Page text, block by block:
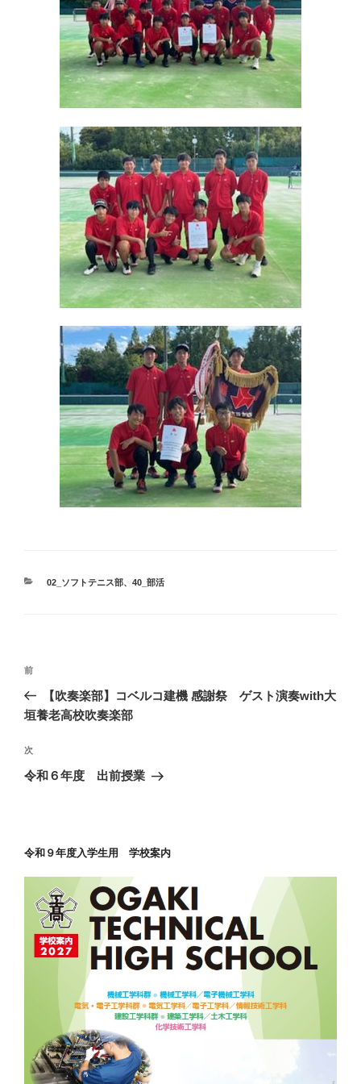
カ
02_ソフトテニス部、 40_部活
投
ナ
ゲ
ー
前
の
投
前
【吹奏楽部】コベルコ建機 感謝祭 ゲスト演奏with大
垣養老高校吹奏楽部
次
の
次
令和６年度 出前授業
令和９年度入学生用 学校案内